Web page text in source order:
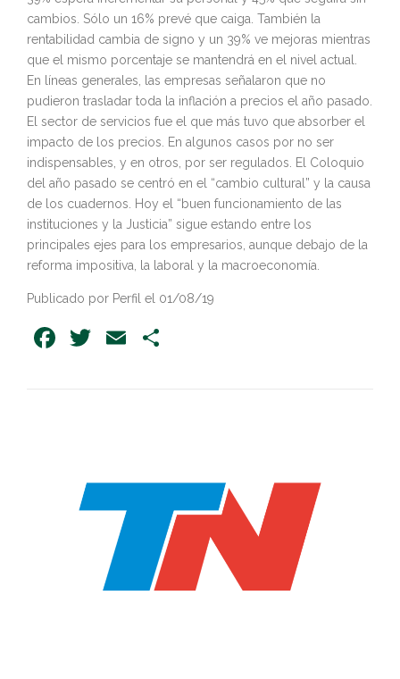
cambios. Sólo un 16% prevé que caiga. También la
rentabilidad cambia de signo y un 39% ve mejoras mientras
que el mismo porcentaje se mantendrá en el nivel actual.
En líneas generales, las empresas señalaron que no
pudieron trasladar toda la inflación a precios el año pasado.
El sector de servicios fue el que más tuvo que absorber el
impacto de los precios. En algunos casos por no ser
indispensables, y en otros, por ser regulados. El Coloquio
del año pasado se centró en el “cambio cultural” y la causa
de los cuadernos. Hoy el “buen funcionamiento de las
instituciones y la Justicia” sigue estando entre los
principales ejes para los empresarios, aunque debajo de la
reforma impositiva, la laboral y la macroeconomía.
Publicado por Perfil el 01/08/19
Facebook
Twitter
Email